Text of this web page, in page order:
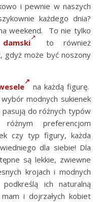
i pewnie w naszych
każdego dnia?
weekend. To nie tylko
to również
gdyż może być noszony
na każdą figurę.
modnych sukienek
do różnych typów
preferencjom
czy typ figury, każda
dla siebie! Dla
są lekkie, zwiewne
krojach i modnych
ich naturalną
i dojrzałych kobiet